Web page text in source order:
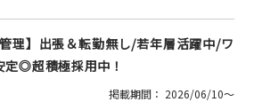
理】出張＆転勤無し/若年層活躍中/ワ
定◎超積極採用中！
掲載期間： 2026/06/10〜